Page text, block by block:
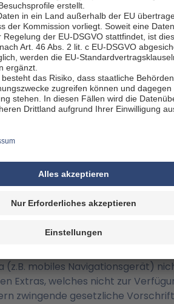
nicht innerhalb von 30 Tagen
Folgen in der Rechnung
Sie den Mietvertrag nicht als
ist, kommen Sie, wenn Sie
vor Mietbeginn, bei
der Regel per E-Mail oder in
Vereinbarung per E-Mail
verfügbar ist, wird die
zur Verfügung zu stellen.
niedrigerer Kategorie möglich
des Differenzbetrages
Fahrzeug der zur Verfügung
Sie der Anmietung eines
gezahlten Betrages. Bitte
mobiles Navigationsgerät)
Extras, welches nicht zur
zwingende gesetzliche